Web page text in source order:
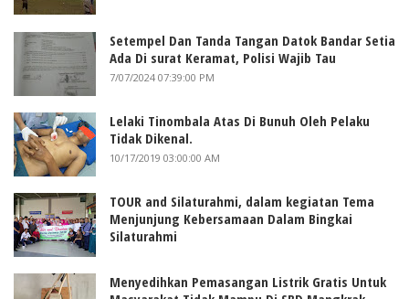
Setempel Dan Tanda Tangan Datok Bandar Setia
Ada Di surat Keramat, Polisi Wajib Tau
7/07/2024 07:39:00 PM
Lelaki Tinombala Atas Di Bunuh Oleh Pelaku
Tidak Dikenal.
10/17/2019 03:00:00 AM
TOUR and Silaturahmi, dalam kegiatan Tema
Menjunjung Kebersamaan Dalam Bingkai
Silaturahmi
Menyedihkan Pemasangan Listrik Gratis Untuk